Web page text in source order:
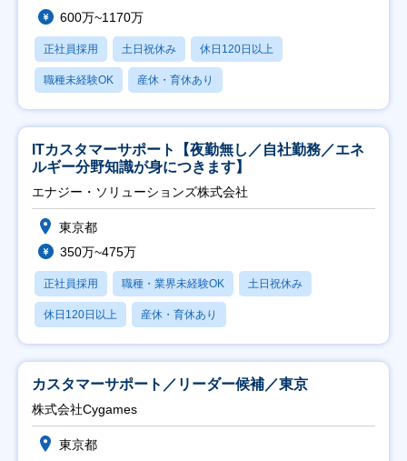
600万~1170万
正社員採用 土日祝休み 休日120日以上
職種未経験OK 産休・育休あり
ITカスタマーサポート【夜勤無し／自社勤務／エネ
ルギー分野知識が身につきます】
エナジー・ソリューションズ株式会社
東京都
350万~475万
正社員採用 職種・業界未経験OK 土日祝休み
休日120日以上 産休・育休あり
カスタマーサポート／リーダー候補／東京
株式会社Cygames
東京都